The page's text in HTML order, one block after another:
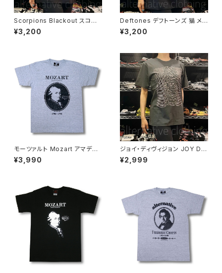
Scorpions Blackout スコー
ピオンズ ブラックアウト メンズ
レディース ロックＴシャツ バン
¥3,200
Deftones デフトーンズ 猫 メン
ズ レディース ロックＴシャツ バ
ンドＴシャツ ブラック 半袖 Roc
¥3,200
モーツァルト Mozart アマデウ
ス Falco Tシャツ グレー Rock
Me Amadeus 音楽家 OE1116
¥3,990
ジョイ・ディヴィジョン JOY DIV
ISION アンノウン・プレジャーズ
Unknown Pleasures ロック
¥2,999